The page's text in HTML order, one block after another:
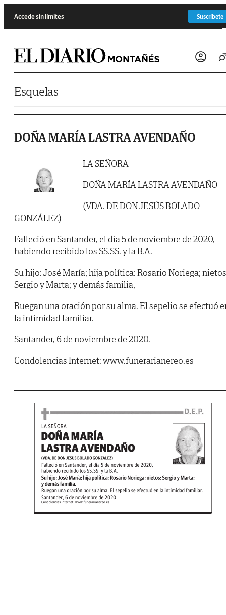
Accede sin límites Suscríbete
Esquelas
DOÑA MARÍA LASTRA AVENDAÑO
LA SEÑORA
DOÑA MARÍA LASTRA AVENDAÑO
(VDA. DE DON JESÚS BOLADO
GONZÁLEZ)
Falleció en Santander, el día 5 de noviembre de 2020,
habiendo recibido los SS.SS. y la B.A.
Su hijo: José María; hija política: Rosario Noriega;
Sergio y Marta; y demás familia,
Ruegan una oración por su alma. El sepelio se efectuó
la intimidad familiar.
Santander, 6 de noviembre de 2020.
Condolencias Internet: www.funerarianereo.es